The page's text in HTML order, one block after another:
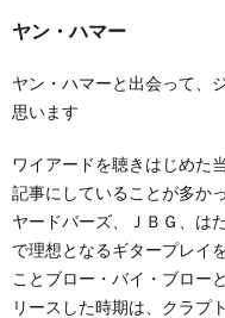
ヤン・ハマー
ヤン・ハマーと出会って、
思います
ワイアードを聴きはじめた
記事にしていることが多か
ヤードバーズ、ＪＢＧ、は
で理想となるギタープレイ
ことブロー・バイ・ブロー
リースした時期は、クラプ